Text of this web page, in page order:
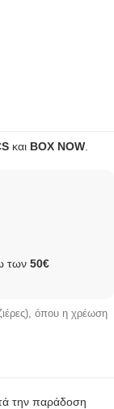
και BOX NOW
των 50€
όπου η χρέωση
την παράδοση